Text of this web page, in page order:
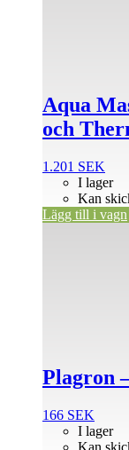
Aqua
och
1.201 SEK
I lager
Kan
Lägg till i vagn
Plagron
166 SEK
I lager
Kan